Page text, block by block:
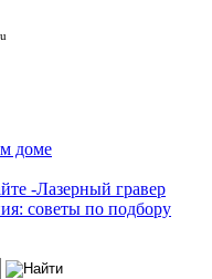
доме
-Лазерный гравер
советы по подбору